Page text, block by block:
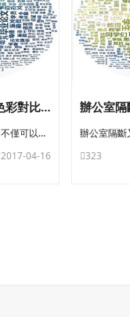
辦公室設計如何運用色彩對比？
辦公室設計中色彩的運用，不僅可以給人們帶來不同的視覺感受，更是不同的感
2017-04-16
辦公室
323